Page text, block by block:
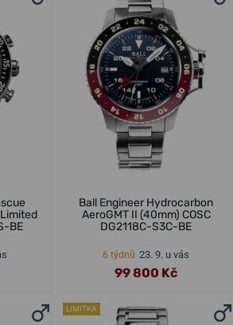
BE
Ball Engineer Hydrocarbon
AeroGMT II (40mm) COSC
DG2118C-S3C-BE
6 týdnů 23. 9. u vás
99 800 Kč
LIMITKA